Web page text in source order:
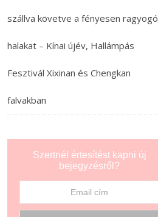
szállva követve a fényesen ragyogó
halakat – Kínai újév, Hallámpás
Fesztivál Xixinan és Chengkan
falvakban
Szertnél értesítést kapni új
bejegyzésről?